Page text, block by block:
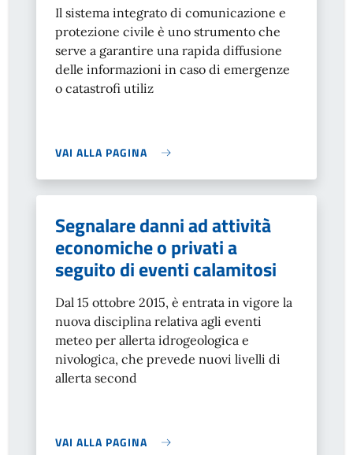
Il sistema integrato di comunicazione e
protezione civile è uno strumento che
serve a garantire una rapida diffusione
delle informazioni in caso di emergenze
o catastrofi utiliz
VAI ALLA PAGINA
Segnalare danni ad attività
economiche o privati a
seguito di eventi calamitosi
Dal 15 ottobre 2015, è entrata in vigore la
nuova disciplina relativa agli eventi
meteo per allerta idrogeologica e
nivologica, che prevede nuovi livelli di
allerta second
VAI ALLA PAGINA